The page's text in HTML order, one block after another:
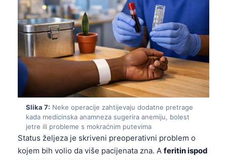
Slika 7: Neke operacije zahtijevaju dodatne pretrage
kada medicinska anamneza sugerira anemiju, bolest
jetre ili probleme s mokraćnim putevima
Status željeza je skriveni preoperativni problem o
kojem bih volio da više pacijenata zna. A feritin ispod
Lietuvių kalba
Polski
한국어
Slovenščina
Magyar
Shqip
বাংলা
اردو
मराठी